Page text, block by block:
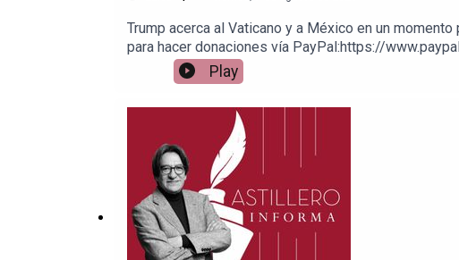
Trump acerca al Vaticano y a México en un
para hacer donaciones vía PayPal:https://
1539408017CLABE: 012 320 01539408017
Play